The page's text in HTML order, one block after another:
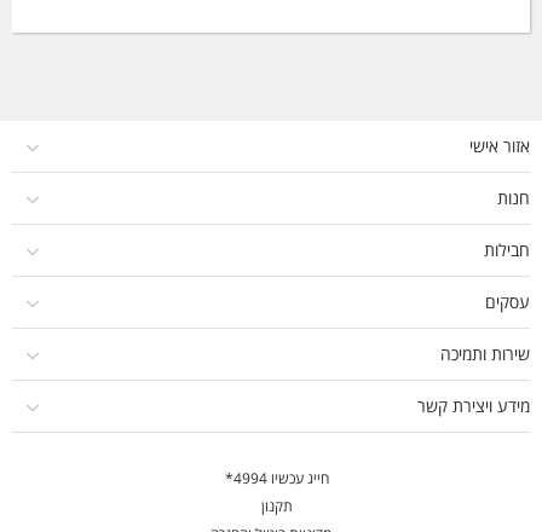
אזור אישי
חנות
חבילות
עסקים
שירות ותמיכה
מידע ויצירת קשר
חייג עכשיו 4994*
תקנון